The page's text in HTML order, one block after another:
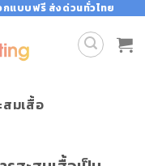
แบบฟรี ส่งด่วนทั่วไทย
สมเสื้อ